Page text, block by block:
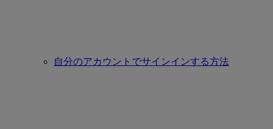
自分のアカウントでサインインする方法